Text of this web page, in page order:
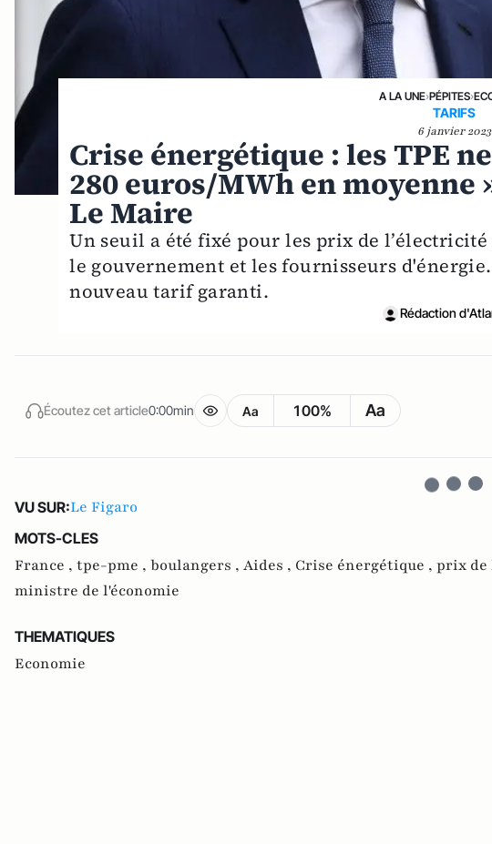
A LA UNE›PÉPITES›
TARIFS
6 janvier 2023
Crise énergétique : les TPE
280 euros/MWh en moyenne
Le Maire
Un seuil a été fixé pour les prix de
le gouvernement et les fournisseurs
nouveau tarif garanti.
Rédaction
Écoutez cet article0:00min Aa 100% Aa
VU SUR:Le Figaro
MOTS-CLES
France , tpe-pme , boulangers , Aides , Crise énergétique , prix
ministre de l'économie
THEMATIQUES
Economie